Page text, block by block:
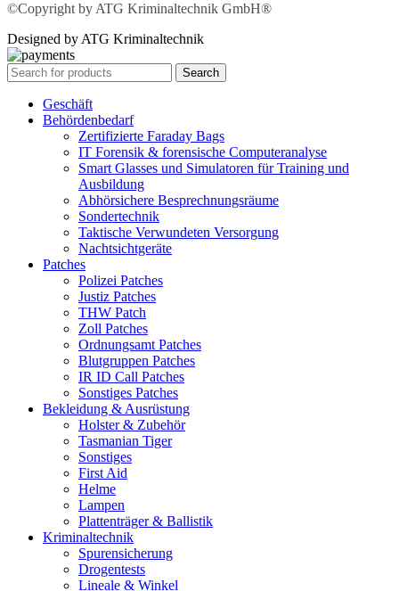
©Copyright by ATG Kriminaltechnik GmbH®
Designed by ATG Kriminaltechnik
Search
Geschäft
Behördenbedarf
Zertifizierte Faraday Bags
IT Forensik & forensische Computeranalyse
Smart Glasses und Simulatoren für Training und
Ausbildung
Abhörsichere Besprechnungsräume
Sondertechnik
Taktische Verwundeten Versorgung
Nachtsichtgeräte
Patches
Polizei Patches
Justiz Patches
THW Patch
Zoll Patches
Ordnungsamt Patches
Blutgruppen Patches
IR ID Call Patches
Sonstiges Patches
Bekleidung & Ausrüstung
Holster & Zubehör
Tasmanian Tiger
Sonstiges
First Aid
Helme
Lampen
Plattenträger & Ballistik
Kriminaltechnik
Spurensicherung
Drogentests
Lineale & Winkel